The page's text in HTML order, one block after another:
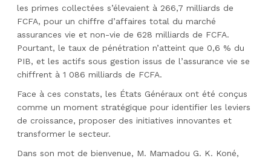
les primes collectées s’élevaient à 266,7 milliards de
FCFA, pour un chiffre d’affaires total du marché
assurances vie et non-vie de 628 milliards de FCFA.
Pourtant, le taux de pénétration n’atteint que 0,6 % du
PIB, et les actifs sous gestion issus de l’assurance vie se
chiffrent à 1 086 milliards de FCFA.
Face à ces constats, les États Généraux ont été conçus
comme un moment stratégique pour identifier les leviers
de croissance, proposer des initiatives innovantes et
transformer le secteur.
Dans son mot de bienvenue, M. Mamadou G. K. Koné,